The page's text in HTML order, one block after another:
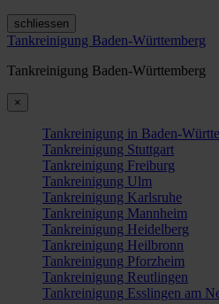
schliessen
Tankreinigung Baden-Württemberg
Tankreinigung Baden-Württemberg
×
Tankreinigung in Baden-
Tankreinigung Stuttgart
Tankreinigung Freiburg
Tankreinigung Ulm
Tankreinigung Karlsruhe
Tankreinigung Mannheim
Tankreinigung Heidelberg
Tankreinigung Heilbronn
Tankreinigung Pforzheim
Tankreinigung Reutlingen
Tankreinigung Esslingen am